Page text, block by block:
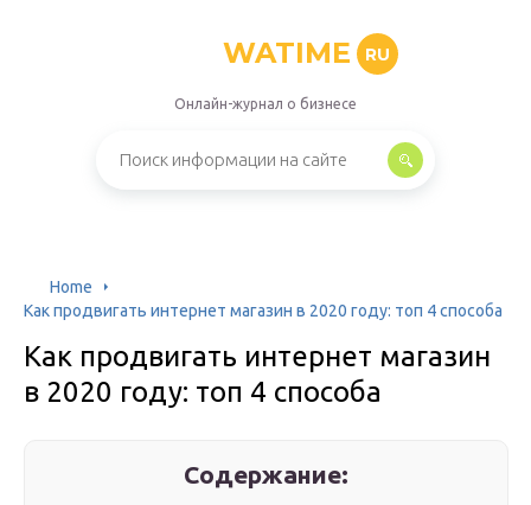
WATIME RU
Онлайн-журнал о бизнесе
Home
Как продвигать интернет магазин в 2020 году: топ 4 способа
Как продвигать интернет магазин
в 2020 году: топ 4 способа
Содержание: